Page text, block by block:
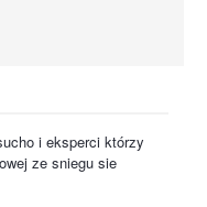
i eksperci którzy
ze sniegu sie